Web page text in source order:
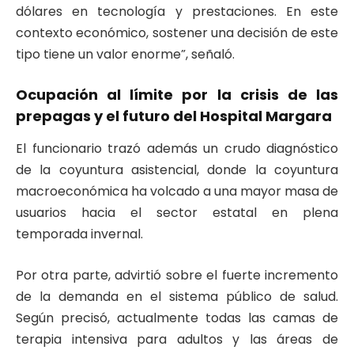
dólares en tecnología y prestaciones. En este
contexto económico, sostener una decisión de este
tipo tiene un valor enorme”, señaló.
Ocupación al límite por la crisis de las
prepagas y el futuro del Hospital Margara
El funcionario trazó además un crudo diagnóstico
de la coyuntura asistencial, donde la coyuntura
macroeconómica ha volcado a una mayor masa de
usuarios hacia el sector estatal en plena
temporada invernal.
Por otra parte, advirtió sobre el fuerte incremento
de la demanda en el sistema público de salud.
Según precisó, actualmente todas las camas de
terapia intensiva para adultos y las áreas de